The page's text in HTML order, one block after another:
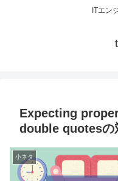
ITエン
Expecting
double quotesの
小ネタ